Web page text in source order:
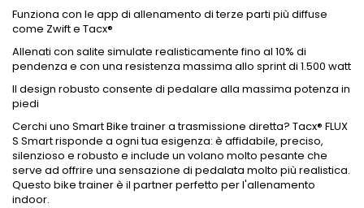
Funziona con le app di allenamento di terze parti più diffuse
come Zwift e Tacx®
Allenati con salite simulate realisticamente fino al 10% di
pendenza e con una resistenza massima allo sprint di 1.500 watt
Il design robusto consente di pedalare alla massima potenza in
piedi
Cerchi uno Smart Bike trainer a trasmissione diretta? Tacx® FLUX
S Smart risponde a ogni tua esigenza: è affidabile, preciso,
silenzioso e robusto e include un volano molto pesante che
serve ad offrire una sensazione di pedalata molto più realistica.
Questo bike trainer è il partner perfetto per l'allenamento
indoor.